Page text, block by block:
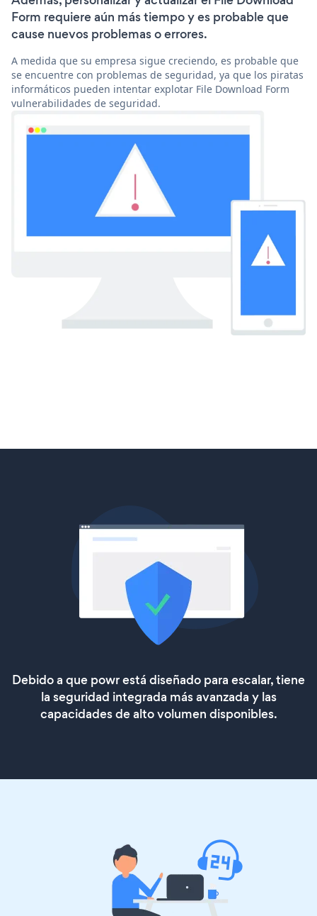
Form requiere aún más tiempo y es probable que
cause nuevos problemas o errores.
A medida que su empresa sigue creciendo, es probable que
se encuentre con problemas de seguridad, ya que los piratas
informáticos pueden intentar explotar File Download Form
vulnerabilidades de seguridad.
Debido a que powr está diseñado para escalar, tiene
la seguridad integrada más avanzada y las
capacidades de alto volumen disponibles.